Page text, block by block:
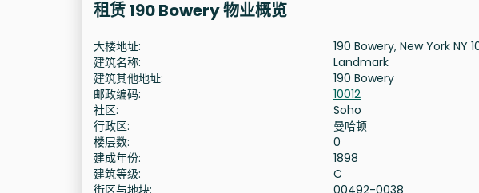
租赁 190 Bowery 物业概览
大楼地址:
190 Bowery, New York NY
建筑名称:
Landmark
建筑其他地址:
190 Bowery
邮政编码:
10012
社区:
Soho
行政区:
曼哈顿
楼层数:
0
建成年份:
1898
建筑等级:
C